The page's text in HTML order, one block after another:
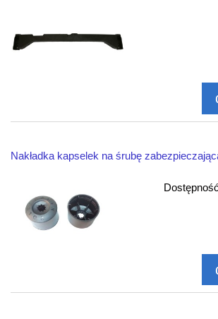
Nakładka kapselek na śrubę